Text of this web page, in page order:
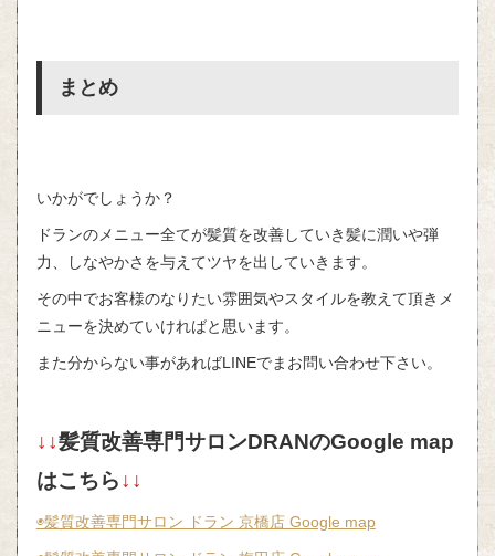
まとめ
いかがでしょうか？
ドランのメニュー全てが髪質を改善していき髪に潤いや弾
力、しなやかさを与えてツヤを出していきます。
その中でお客様のなりたい雰囲気やスタイルを教えて頂きメ
ニューを決めていければと思います。
また分からない事があればLINEでまお問い合わせ下さい。
↓↓髪質改善専門サロンDRANのGoogle map
はこちら↓↓
◉髪質改善専門サロン ドラン 京橋店 Google map